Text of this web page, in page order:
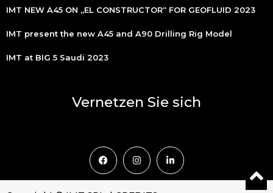
IMT NEW A45 ON „EL CONSTRUCTOR“ FOR GEOFLUID 2023
IMT present the new A45 and A90 Drilling Rig Model
IMT at BIG 5 Saudi 2023
Vernetzen Sie sich